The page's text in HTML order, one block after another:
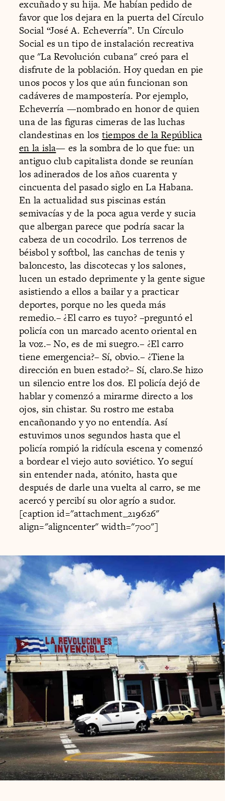
excuñado y su hija. Me habían pedido de
favor que los dejara en la puerta del Círculo
Social “José A. Echeverría”. Un Círculo
Social es un tipo de instalación recreativa
que "La Revolución cubana" creó para el
disfrute de la población. Hoy quedan en pie
unos pocos y los que aún funcionan son
cadáveres de mampostería. Por ejemplo,
Echeverría —nombrado en honor de quien
una de las figuras cimeras de las luchas
clandestinas en los tiempos de la República
en la isla— es la sombra de lo que fue: un
antiguo club capitalista donde se reunían
los adinerados de los años cuarenta y
cincuenta del pasado siglo en La Habana.
En la actualidad sus piscinas están
semivacías y de la poca agua verde y sucia
que albergan parece que podría sacar la
cabeza de un cocodrilo. Los terrenos de
béisbol y softbol, las canchas de tenis y
baloncesto, las discotecas y los salones,
lucen un estado deprimente y la gente sigue
asistiendo a ellos a bailar y a practicar
deportes, porque no les queda más
remedio.– ¿El carro es tuyo? –preguntó el
policía con un marcado acento oriental en
la voz.– No, es de mi suegro.– ¿El carro
tiene emergencia?– Sí, obvio.– ¿Tiene la
dirección en buen estado?– Sí, claro.Se hizo
un silencio entre los dos. El policía dejó de
hablar y comenzó a mirarme directo a los
ojos, sin chistar. Su rostro me estaba
encañonando y yo no entendía. Así
estuvimos unos segundos hasta que el
policía rompió la ridícula escena y comenzó
a bordear el viejo auto soviético. Yo seguí
sin entender nada, atónito, hasta que
después de darle una vuelta al carro, se me
acercó y percibí su olor agrío a sudor.
[caption id="attachment_219626"
align="aligncenter" width="700"]